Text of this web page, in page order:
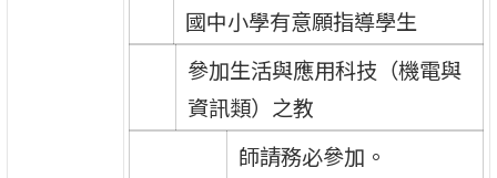
國中小學有意願指導學生
參加生活與應用科技（機電與
資訊類）之教
師請務必參加。